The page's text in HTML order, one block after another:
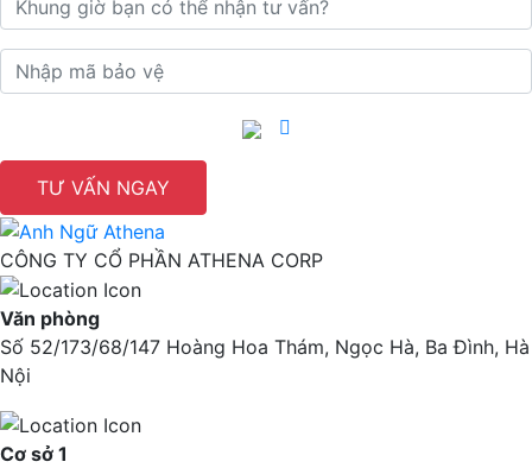
TƯ VẤN NGAY
CÔNG TY CỔ PHẦN ATHENA CORP
Văn phòng
Số 52/173/68/147 Hoàng Hoa Thám, Ngọc Hà, Ba Đình, Hà
Nội
Cơ sở 1